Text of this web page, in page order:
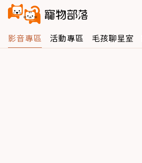
影音專區 活動專區 毛孩聊星室